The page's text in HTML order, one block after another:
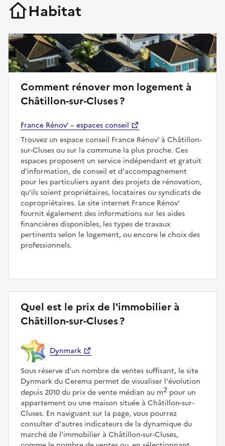
Habitat
Comment rénover mon logement à
Châtillon-sur-Cluses ?
France Rénov’ – espaces conseil
Trouvez un espace conseil France Rénov’ à Châtillon-
sur-Cluses ou sur la commune la plus proche. Ces
espaces proposent un service indépendant et gratuit
d'information, de conseil et d'accompagnement
pour les particuliers ayant des projets de rénovation,
qu'ils soient propriétaires, locataires ou syndicats de
copropriétaires. Le site internet France Rénov'
fournit également des informations sur les aides
financières disponibles, les types de travaux
pertinents selon le logement, ou encore le choix des
professionnels.
Quel est le prix de l'immobilier à
Châtillon-sur-Cluses ?
Dynmark
Sous réserve d'un nombre de ventes suffisant, le site
Dynmark du Cerema permet de visualiser l'évolution
depuis 2010 du prix de vente médian au m2 pour un
appartement ou une maison située à Châtillon-sur-
Cluses. En naviguant sur la page, vous pourrez
consulter d'autres indicateurs de la dynamique du
marché de l'immobilier à Châtillon-sur-Cluses,